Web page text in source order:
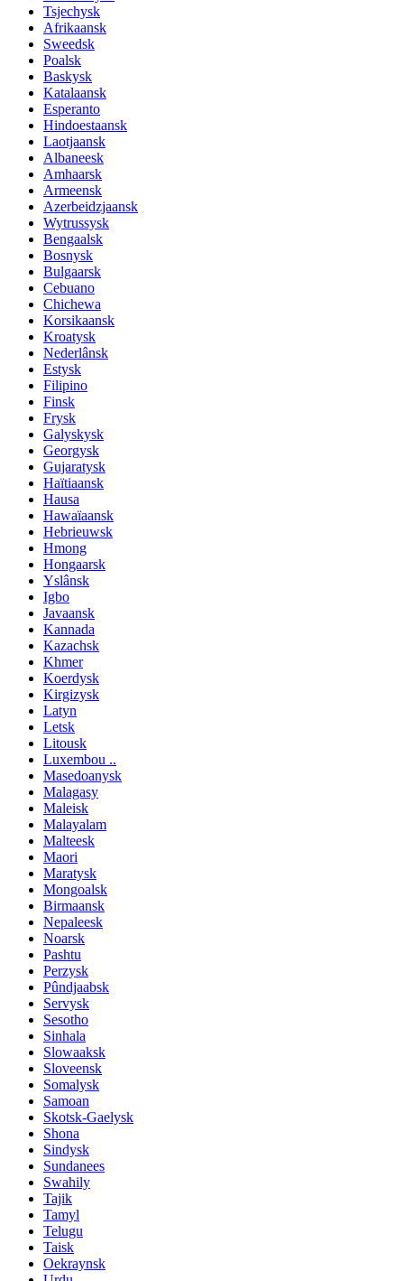
Tsjechysk
Afrikaansk
Sweedsk
Poalsk
Baskysk
Katalaansk
Esperanto
Hindoestaansk
Laotjaansk
Albaneesk
Amhaarsk
Armeensk
Azerbeidzjaansk
Wytrussysk
Bengaalsk
Bosnysk
Bulgaarsk
Cebuano
Chichewa
Korsikaansk
Kroatysk
Nederlânsk
Estysk
Filipino
Finsk
Frysk
Galyskysk
Georgysk
Gujaratysk
Haïtiaansk
Hausa
Hawaïaansk
Hebrieuwsk
Hmong
Hongaarsk
Yslânsk
Igbo
Javaansk
Kannada
Kazachsk
Khmer
Koerdysk
Kirgizysk
Latyn
Letsk
Litousk
Luxembou ..
Masedoanysk
Malagasy
Maleisk
Malayalam
Malteesk
Maori
Maratysk
Mongoalsk
Birmaansk
Nepaleesk
Noarsk
Pashtu
Perzysk
Pûndjaabsk
Servysk
Sesotho
Sinhala
Slowaaksk
Sloveensk
Somalysk
Samoan
Skotsk-Gaelysk
Shona
Sindysk
Sundanees
Swahily
Tajik
Tamyl
Telugu
Taisk
Oekraynsk